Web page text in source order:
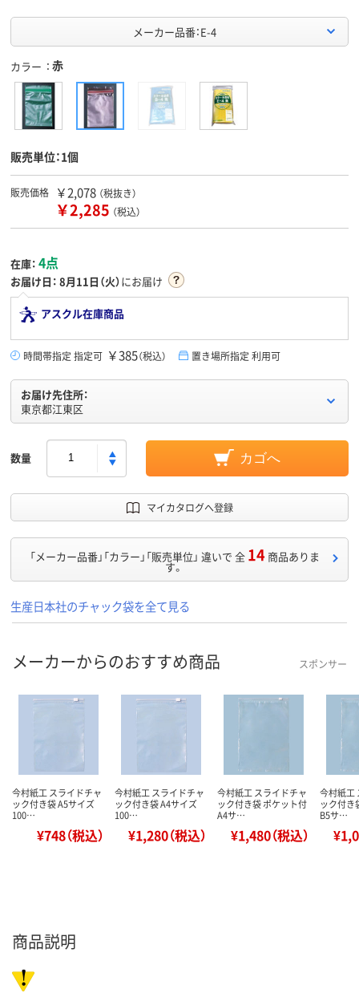
メーカー品番：E-4
カラー 赤
販売単位：1個
販売価格 ￥2,078 （税抜き）
￥2,285 （税込）
在庫： 4点
お届け日： 8月11日（火）にお届け
アスクル在庫商品
時間帯指定 指定可 ￥385（税込） 置き場所指定 利用可
お届け先住所：
東京都江東区
数量 カゴへ
マイカタログへ登録
「メーカー品番」「カラー」「販売単位」 違いで 全 14 商品ありま
す。
生産日本社のチャック袋を全て見る
メーカーからのおすすめ商品 スポンサー
今村紙工 スライドチャ
ック付き袋 A5サイズ
100…
¥748（税込）
今村紙工 スライドチャ
ック付き袋 A4サイズ
100…
¥1,280（税込）
今村紙工 スライドチャ
ック付き袋 ポケット付
A4サ…
¥1,480（税込）
今村紙工
ック付き
B5サ…
商品説明